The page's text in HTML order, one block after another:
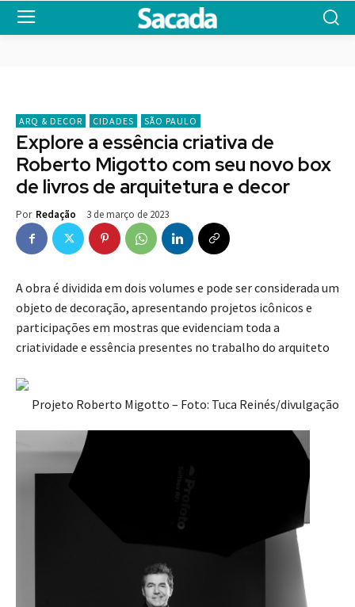
ARQ & DECOR CIDADES SÃO PAULO
Explore a essência criativa de
Roberto Migotto com seu novo box
de livros de arquitetura e decor
Por Redação 3 de março de 2023
A obra é dividida em dois volumes e pode ser considerada um
objeto de decoração, apresentando projetos icônicos e
participações em mostras que evidenciam toda a
criatividade e essência presentes no trabalho do arquiteto
Projeto Roberto Migotto – Foto: Tuca Reinés/divulgação